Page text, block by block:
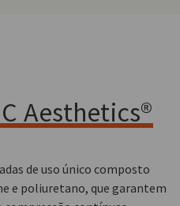
Aesthetics®
de uso único composto
e poliuretano, que garantem